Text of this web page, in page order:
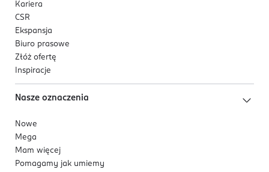
Kariera
CSR
Ekspansja
Biuro prasowe
Złóż ofertę
Inspiracje
Nasze oznaczenia
Nowe
Mega
Mam więcej
Pomagamy jak umiemy